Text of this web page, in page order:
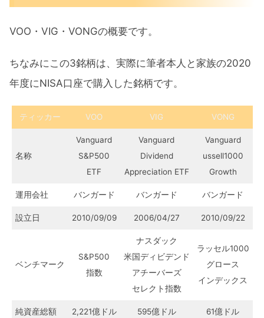
VOO・VIG・VONGの概要です。
ちなみにこの3銘柄は、実際に筆者本人と家族の2020
年度にNISA口座で購入した銘柄です。
ティッカー VOO VIG VONG
名称
Vanguard
S&P500
ETF
Vanguard
Dividend
Appreciation ETF
Vanguard
ussell1000
Growth
運用会社 バンガード バンガード バンガード
設立日 2010/09/09 2006/04/27 2010/09/22
ベンチマーク
S&P500
指数
ナスダック
米国ディビデンド
アチーバーズ
セレクト指数
ラッセル1000
グロース
インデックス
純資産総額 2,221億ドル 595億ドル 61億ドル